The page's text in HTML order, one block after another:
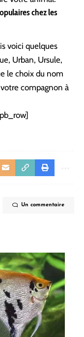
chez les
voici quelques
Urban, Ursule,
le choix du nom
compagnon à
Un commentaire